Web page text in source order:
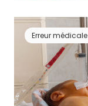
Erreur médicale